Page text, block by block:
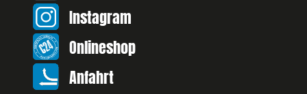
Instagram
Onlineshop
Anfahrt